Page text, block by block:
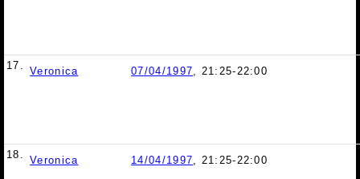
17. Veronica 07/04/1997, 21:25-22:00
18. Veronica 14/04/1997, 21:25-22:00